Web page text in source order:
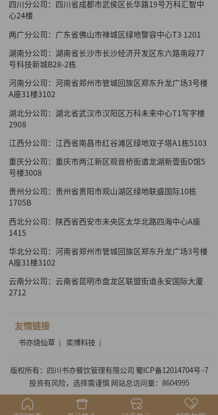
四川分公司：四川省成都市武侯区长华路19号万科汇智中
心24楼
两广分公司：广东省佛山市禅城区绿地警容中心T3 1201
湖南分公司：湖南省长沙市长沙经济开发区东六路南段77
号科技新城B28-2栋
河南分公司：河南省郑州市管城回族区郑东升龙广场3号楼
A座31楼3102
湖北分公司：湖北省武汉市汉阳区万科未来中心T1写字楼
2908
江西分公司：江西省南昌市红谷滩区绿地双子塔A1栋5103
重庆分公司：重庆市两江新区观音桥街道龙湖新壹街D馆5
号楼3008
贵州分公司：贵州省贵阳市观山湖区绿地联盛国际10栋
1705B
西北分公司：陕西省西安市未央区太华北路四海中心A座
1415
华北分公司：河南省郑州市管城回族区郑东升龙广场3号楼
A座31楼3102
云南分公司：云南省昆明市盘龙区联盟街道永安国际大厦
2712
友情链接
书亦烧仙草 奕博科技
版权所有：四川书亦餐饮管理有限公司 蜀ICP备12014704号 -7
投资有风险，选择需谨慎 网站总访问量：8604995